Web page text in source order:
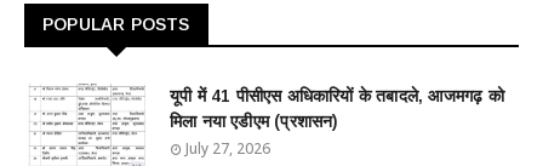
POPULAR POSTS
यूपी में 41 पीसीएस अधिकारियों के तबादले, आजमगढ़ को
मिला नया एडीएम (प्रशासन)
July 27, 2026